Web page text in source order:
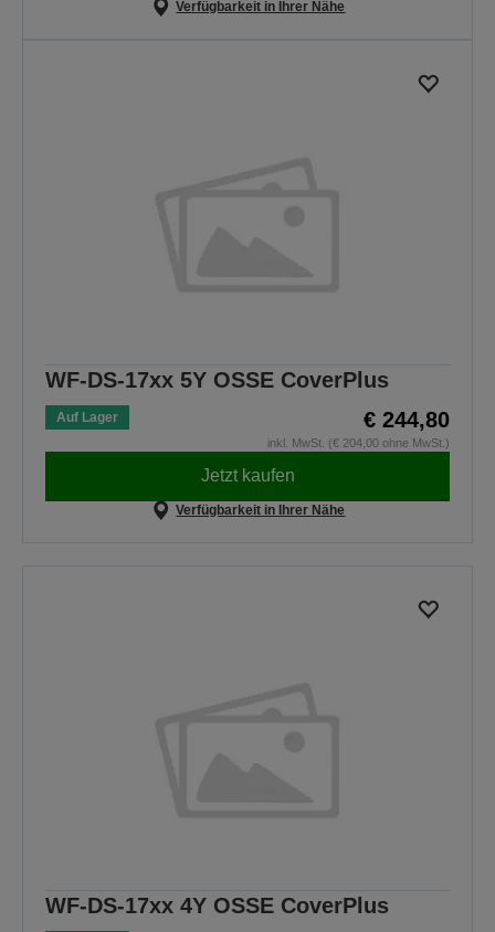
Verfügbarkeit in Ihrer Nähe
WF-DS-17xx 5Y OSSE CoverPlus
Auf Lager € 244,80
inkl. MwSt. (€ 204,00 ohne MwSt.)
Jetzt kaufen
Verfügbarkeit in Ihrer Nähe
WF-DS-17xx 4Y OSSE CoverPlus